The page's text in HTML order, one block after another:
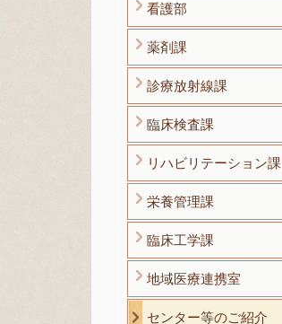
看護部
薬剤課
診療放射線課
臨床検査課
リハビリテーション課
栄養管理課
臨床工学課
地域医療連携室
センター等のご紹介